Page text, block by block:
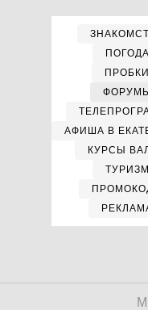
АФИША В
КУРСЫ